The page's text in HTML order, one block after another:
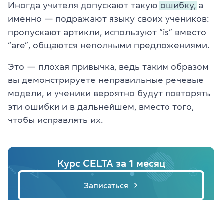
Иногда учителя допускают такую ​ ошибку, а
именно — подражают языку своих учеников:
пропускают артикли, используют “is” вместо
“are”, общаются неполными предложениями.
Это — плохая привычка, ведь таким образом
вы демонстрируете неправильные речевые
модели, и ученики вероятно будут повторять
эти ошибки и в дальнейшем, вместо того,
чтобы исправлять их.
Курс CELTA за 1 месяц
Записаться